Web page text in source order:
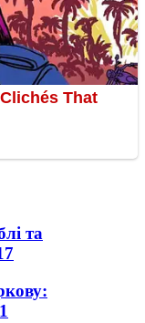
та